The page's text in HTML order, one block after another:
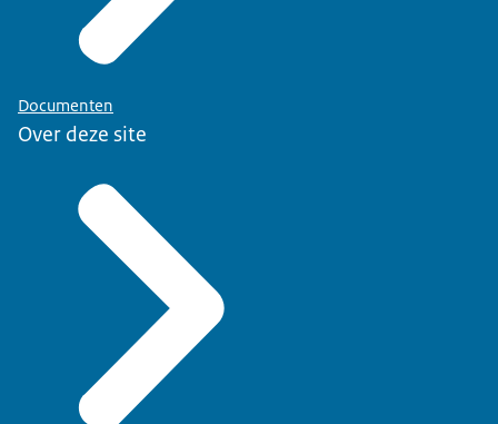
Documenten
Over deze site